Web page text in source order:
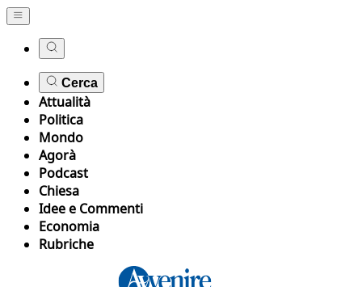
Cerca
Attualità
Politica
Mondo
Agorà
Podcast
Chiesa
Idee e Commenti
Economia
Rubriche